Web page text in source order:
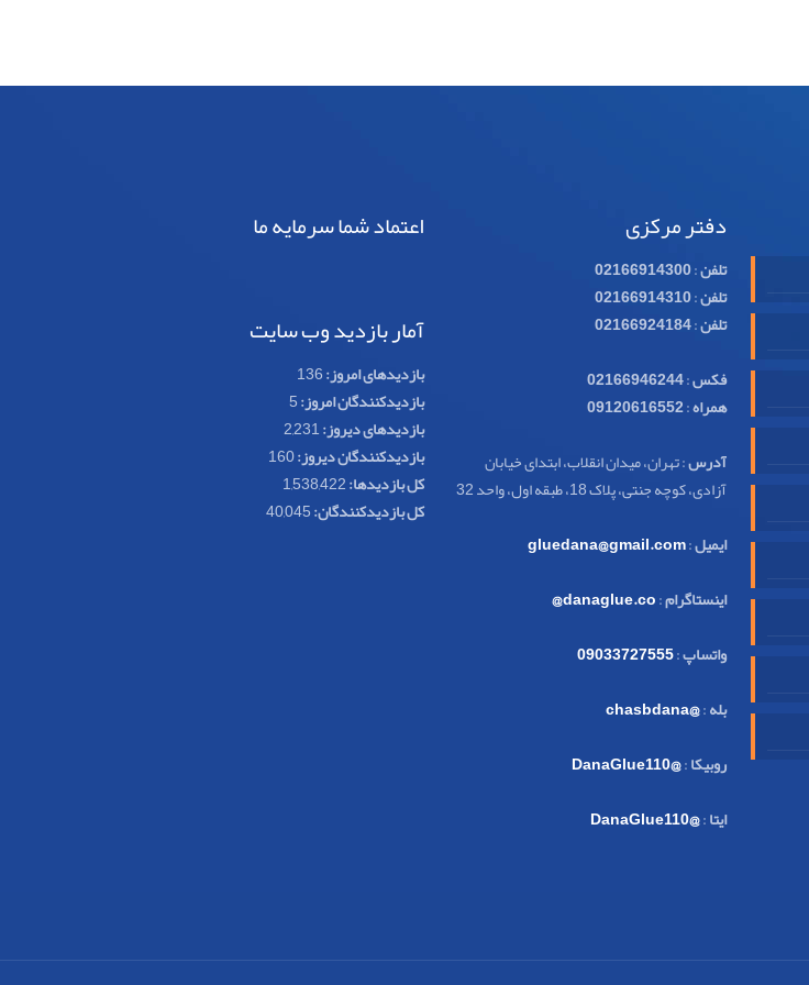
دفتر مرکزی
تلفن:
02166914300
تلفن:
02166914310
تلفن:
02166924184
فکس:
02166946244
همراه:
09120616552
آدرس: تهران، میدان انقلاب، ابتدای خیابان
آزادی، کوچه جنتی، پلاک 18، طبقه اول، واحد 32
ایمیل:
gluedana@gmail.com
اینستاگرام:
danaglue.co@
واتساپ:
09033727555
بله:
@chasbdana
روبیکا:
@DanaGlue110
ایتا:
@DanaGlue110
اعتماد شما سرمایه ما
آمار بازدید وب سایت
بازدیدهای امروز:136
بازدیدکنندگان امروز:5
بازدیدهای دیروز:2,231
بازدیدکنندگان دیروز:160
کل بازدیدها:1,538,422
کل بازدیدکنند‌گان:40,045